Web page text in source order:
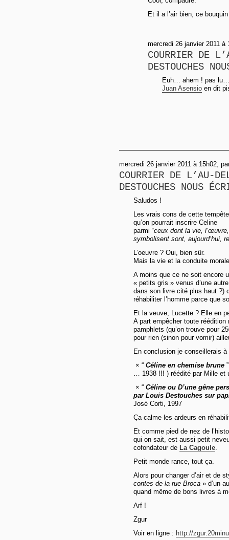
Et il a l’air bien, ce
mercredi 26 janvier 2011 à
COURRIER DE
DESTOUCHES
Euh… ahem ! pas lu…
Juan Asensio en dit
mercredi 26 janvier 2011 à 15h02,
COURRIER DE L’AU-
DESTOUCHES NOUS
Saludos !
Les vrais cons de cette
qu’on pourrait inscrire Celine
parmi “ceux dont la vie,
symbolisent sont, aujourd’hui,
L’oeuvre ? Oui, bien sûr.
Mais la vie et la conduite
A moins que ce ne soit encore
« petits gris » venus d’une
dans son livre cité plus haut ?)
réhabiliter l’homme parce que
Et la veuve, Lucette ? Elle en
A part empêcher toute
pamphlets (qu’on trouve pour
pour rien (sinon pour vomir)
En conclusion je conseillerais
× “ Céline en chemise brune
… 1938 !!! ) réédité par Mille et
× “ Céline ou D’une gêne
par Louis Destouches sur
José Corti, 1997
Ça calme les ardeurs en
Et comme pied de nez de
qui on sait, est aussi petit
cofondateur de La Cagoule.
Petit monde rance, tout ça.
Alors pour changer d’air et de
contes de la rue Broca » d’un
quand même de bons livres à
Arf !
Zgur
Voir en ligne : http://